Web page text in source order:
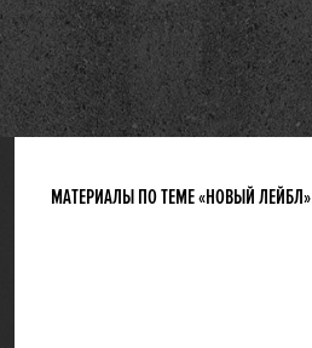
МАТЕРИАЛЫ ПО ТЕМЕ «НОВЫЙ ЛЕЙБЛ»